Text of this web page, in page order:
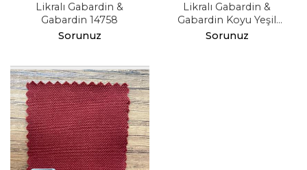
Likralı Gabardin &
Gabardin 14758
Sorunuz
Likralı Gabardin &
Gabardin Koyu Yeşil
14740
Sorunuz